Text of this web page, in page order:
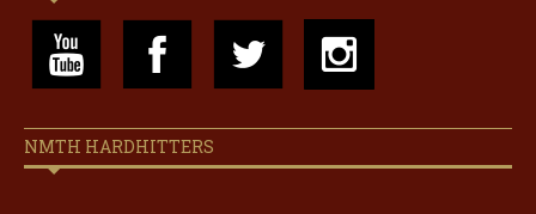
NMTH HARDHITTERS